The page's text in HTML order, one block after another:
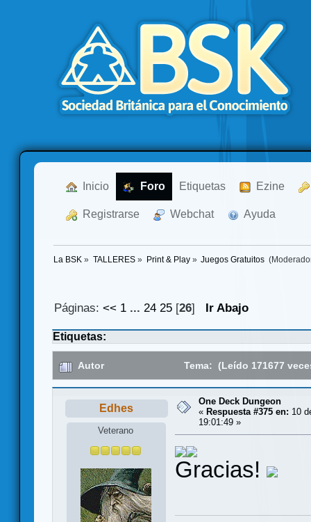
Inicio Foro Etiquetas Ezine
Registrarse Webchat Ayuda
La BSK » TALLERES» Print & Play» Juegos Gratuitos
Páginas:<< 1 ...24 25 [26] Ir Abajo
Etiquetas:
Autor Tema: (Leído 171677
Edhes
Veterano
One Deck Dungeon
« Respuesta #375 en: 10
19:01:49 »
Gracias!